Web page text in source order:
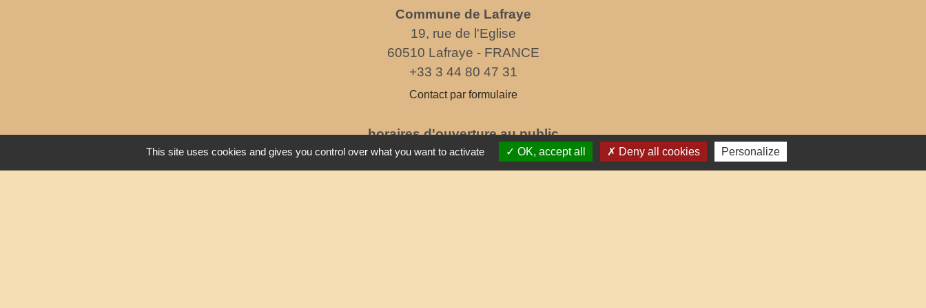
Commune de Lafraye
19, rue de l'Eglise
60510 Lafraye - FRANCE
+33 3 44 80 47 31
Contact par formulaire
horaires d'ouverture au public
le mercredi de 17h à 19h
This site uses cookies and gives you control over what you want to activate OK, accept all Deny all cookies Personalize